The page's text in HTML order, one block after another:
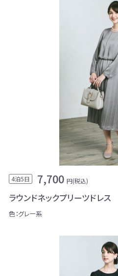
4泊5日 7,700 円(税込)
ラウンドネックプリーツドレス
色：グレー系